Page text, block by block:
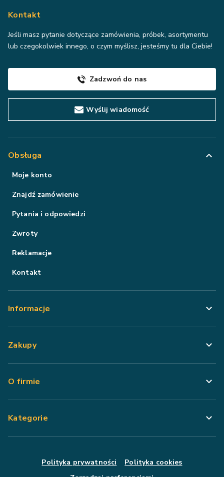
Kontakt
Jeśli masz pytanie dotyczące zamówienia, próbek, asortymentu
lub czegokolwiek innego, o czym myślisz, jesteśmy tu dla Ciebie!
Zadzwoń do nas
Wyślij wiadomość
Obsługa
Moje konto
Znajdź zamówienie
Pytania i odpowiedzi
Zwroty
Reklamacje
Kontakt
Informacje
Zakupy
O firmie
Kategorie
Polityka prywatności
Polityka cookies